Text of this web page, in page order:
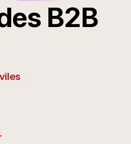
B2B